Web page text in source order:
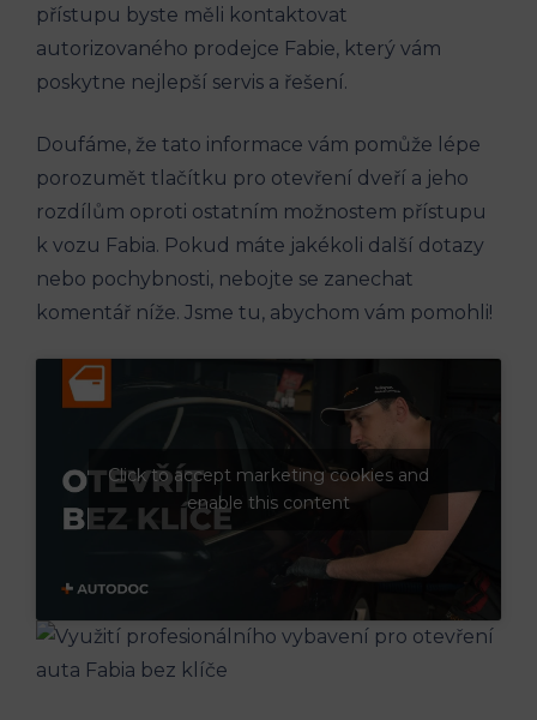
přístupu byste měli kontaktovat
⁣autorizovaného prodejce Fabie, který vám
poskytne nejlepší servis a řešení.
Doufáme, že tato informace vám pomůže lépe
porozumět tlačítku pro otevření dveří a jeho
rozdílům oproti ostatním možnostem přístupu
k ⁤vozu Fabia. Pokud ‌máte jakékoli další dotazy
nebo pochybnosti, nebojte se zanechat
komentář níže. Jsme tu, abychom vám pomohli!
Click to accept marketing cookies and
enable this content